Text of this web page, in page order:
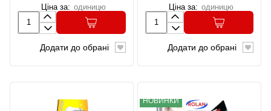
Ціна за: одиницю
Додати до обрані
Ціна за: одиницю
Додати до обрані
НОВИНКИ